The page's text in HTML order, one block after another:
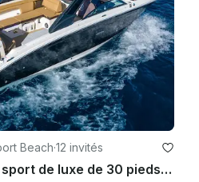
Beach·12 invités
Location de yacht de sport de luxe de 30 pieds à Newport Beach - Port - Coastal - Catalina